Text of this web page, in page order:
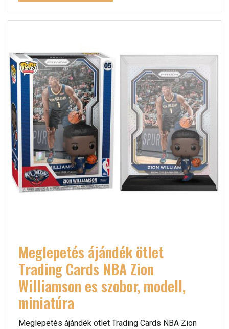
Meglepetés ájándék ötlet
Trading Cards NBA Zion
Williamson es szobor, modell,
miniatúra
Meglepetés ájándék ötlet Trading Cards NBA Zion